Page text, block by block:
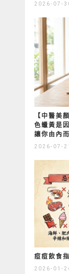
2026-07-
【中醫美
色蠟黃是
讓你由內
2026-07-21
痘痘飲食
2026-01-